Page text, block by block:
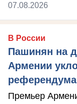
07.08.2026
В России
Пашинян на
Армении
Премьер